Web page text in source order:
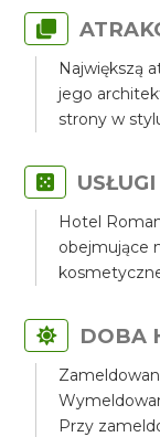
Największą
jego
strony w
Hotel
obejmujące
DOBA
Przy